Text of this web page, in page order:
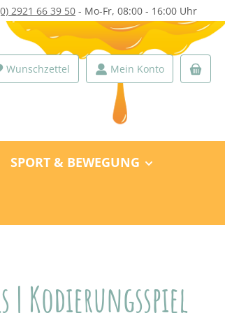
2921 66 39 50 - Mo-Fr, 08:00 - 16:00 Uhr
Wunschzettel Mein Konto
SPORT & BEWEGUNG
| Kodierungsspiel